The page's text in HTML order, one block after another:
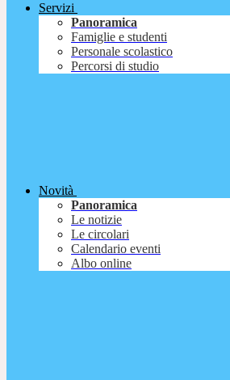
Servizi
Panoramica
Famiglie e studenti
Personale scolastico
Percorsi di studio
Novità
Panoramica
Le notizie
Le circolari
Calendario eventi
Albo online